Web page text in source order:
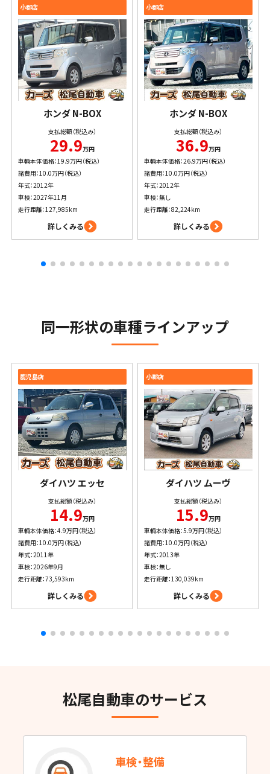
小郡店
ホンダ N-BOX
支払総額（税込み）
29.9万円
車輌本体価格：19.9万円（税込）
諸費用：10.0万円（税込）
年式：2012年
車検：2027年11月
走行距離：127,985km
詳しくみる
小郡店
ホンダ N-BOX
支払総額（税込み）
36.9万円
車輌本体価格：26.9万円（税込）
諸費用：10.0万円（税込）
年式：2012年
車検：無し
走行距離：82,224km
詳しくみる
同一形状の車種ラインアップ
鹿児島店
ダイハツエッセ
支払総額（税込み）
14.9万円
車輌本体価格：4.9万円（税込）
諸費用：10.0万円（税込）
年式：2011年
車検：2026年9月
走行距離：73,593km
詳しくみる
小郡店
ダイハツ ムーヴ
支払総額（税込み）
15.9万円
車輌本体価格：5.9万円（税込）
諸費用：10.0万円（税込）
年式：2013年
車検：無し
走行距離：130,039km
詳しくみる
松尾自動車のサービス
車検・整備